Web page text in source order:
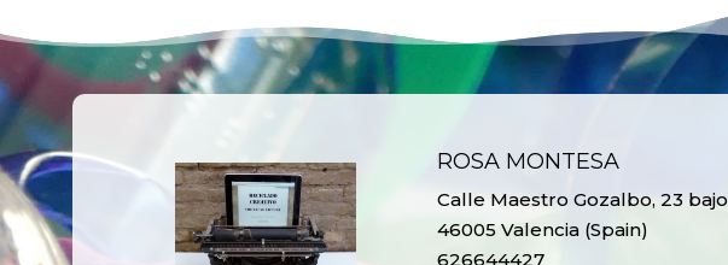
ROSA MONTESA
Calle Maestro Gozalbo, 23
46005 Valencia (Spain)
626644427